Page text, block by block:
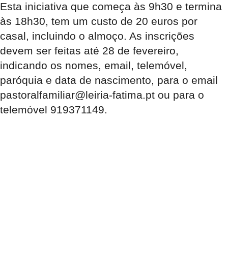
Esta iniciativa que começa às 9h30 e termina
às 18h30, tem um custo de 20 euros por
casal, incluindo o almoço. As inscrições
devem ser feitas até 28 de fevereiro,
indicando os nomes, email, telemóvel,
paróquia e data de nascimento, para o email
pastoralfamiliar@leiria-fatima.pt ou para o
telemóvel 919371149.